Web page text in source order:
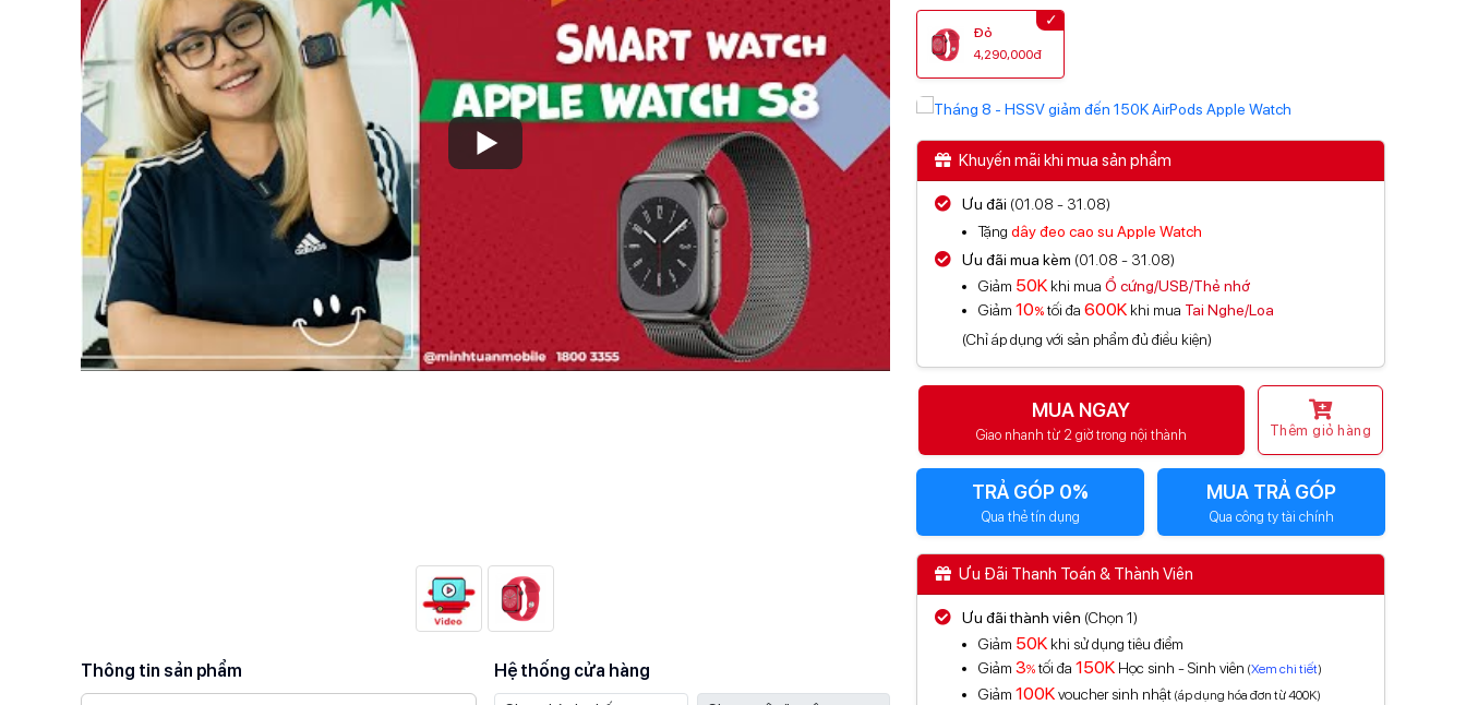
Đỏ
4,290,000đ
Khuyến mãi khi mua sản phẩm
Ưu đãi (01.08 - 31.08)
Tặng dây đeo cao su Apple Watch
Ưu đãi mua kèm (01.08 - 31.08)
Giảm 50K khi mua Ổ cứng/USB/Thẻ nhớ
Giảm 10% tối đa 600K khi mua Tai Nghe/Loa
(Chỉ áp dụng với sản phẩm đủ điều kiện)
MUA NGAY
Giao nhanh từ 2 giờ trong nội thành Thêm giỏ hàng
TRẢ GÓP 0%
Qua thẻ tín dụng
MUA TRẢ GÓP
Qua công ty tài chính
Ưu Đãi Thanh Toán & Thành Viên
Ưu đãi thành viên (Chọn 1)
Giảm 50K khi sử dụng tiêu điểm
Giảm 3% tối đa 150K Học sinh - Sinh viên (Xem chi tiết)
Giảm 100Kvoucher sinh nhật (áp dụng hóa đơn từ 400K)
Thông tin sản phẩm Hệ thống cửa hàng